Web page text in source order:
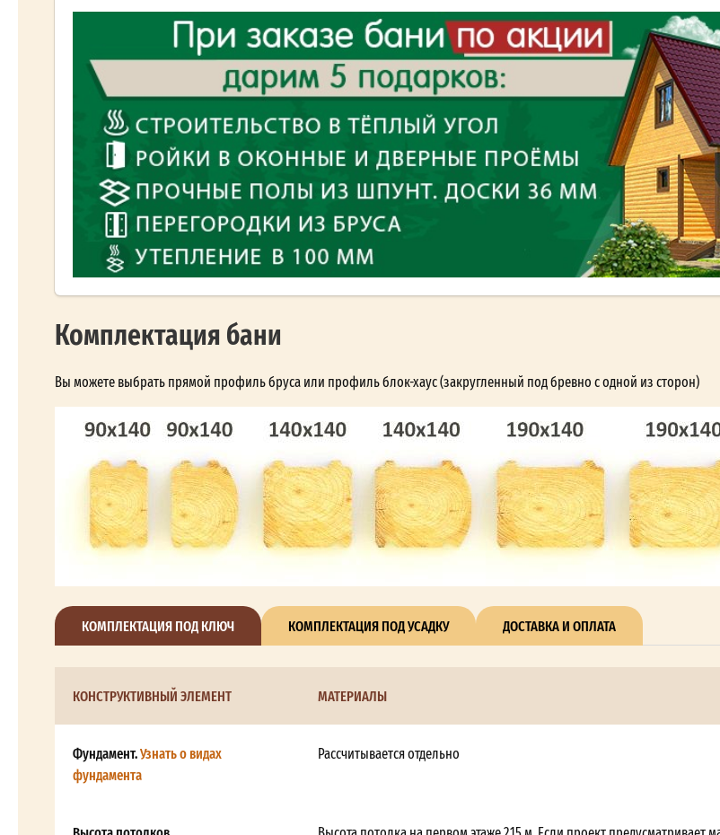
Комплектация бани
Вы можете выбрать прямой профиль бруса или профиль блок-хаус (закругленный под бревно с одной из сторон)
КОМПЛЕКТАЦИЯ ПОД КЛЮЧ КОМПЛЕКТАЦИЯ ПОД УСАДКУ ДОСТАВКА И ОПЛАТА
КОНСТРУКТИВНЫЙ ЭЛЕМЕНТ МАТЕРИАЛЫ
Фундамент.Узнать о видах
фундамента
Рассчитывается отдельно